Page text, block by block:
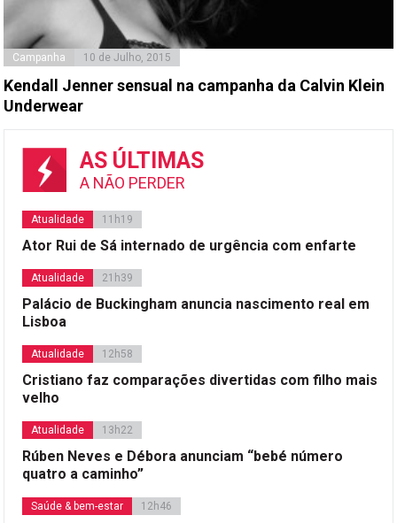
Campanha 10 de Julho, 2015
Kendall Jenner sensual na campanha da Calvin Klein
Underwear
AS ÚLTIMAS
A NÃO PERDER
Atualidade 11h19
Ator Rui de Sá internado de urgência com enfarte
Atualidade 21h39
Palácio de Buckingham anuncia nascimento real em
Lisboa
Atualidade 12h58
Cristiano faz comparações divertidas com filho mais
velho
Atualidade 13h22
Rúben Neves e Débora anunciam “bebé número
quatro a caminho”
Saúde & bem-estar 12h46